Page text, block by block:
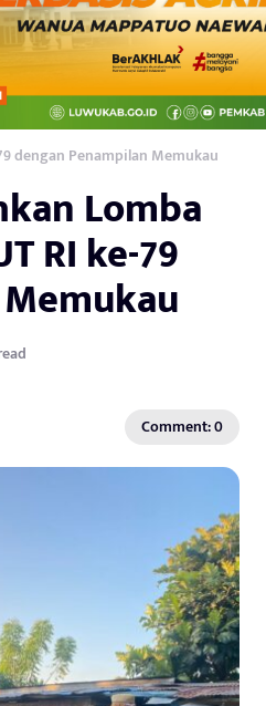
dengan Penampilan Memukau
Lomba
RI ke-79
Comment: 0